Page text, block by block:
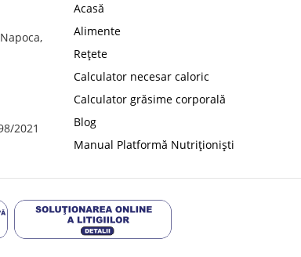
2021
Acasă
Alimente
Rețete
Calculator necesar caloric
Calculator grăsime corporală
Blog
Manual Platformă Nutriționiști